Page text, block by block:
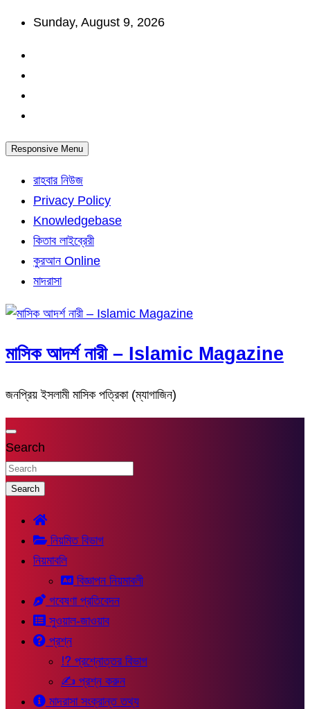
Skip
content
Sunday, August 9, 2026
Responsive Menu
রাহবার নিউজ
Privacy Policy
Knowledgebase
কিতাব লাইব্রেরী
কুরআন Online
মাদরাসা
মাসিক আদর্শ নারী – Islamic Magazine
জনপ্রিয় ইসলামী মাসিক পত্রিকা (ম্যাগাজিন)
Search
Search
নিয়মিত বিভাগ
নিয়মাবলি
বিজ্ঞাপন নিয়মাবলী
গবেষণা প্রতিবেদন
সুওয়াল-জাওয়াব
প্রশ্ন
⁉ প্রশ্নোত্তর বিভাগ
✍ প্রশ্ন করুন
মাদরাসা সংক্রান্ত তথ্য